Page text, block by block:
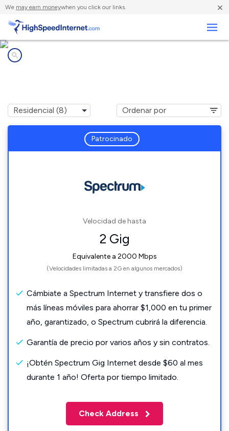
We may earn moneywhen you click our links. ×
Patrocinado
Velocidad de hasta
2 Gig
Equivalente a 2000 Mbps
(Velocidades limitadas a 2G en algunos mercados)
Cámbiate a Spectrum Internet y transfiere dos o
más líneas móviles para ahorrar $1,000 en tu primer
año, garantizado, o Spectrum cubrirá la diferencia.
Garantía de precio por varios años y sin contratos.
¡Obtén Spectrum Gig Internet desde $60 al mes
durante 1 año! Oferta por tiempo limitado.
Check Address